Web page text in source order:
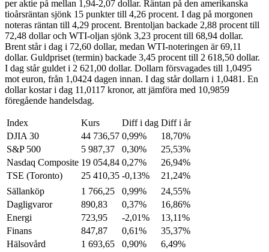
per aktie på mellan 1,94-2,07 dollar. Räntan på den amerikanska
tioårsräntan sjönk 15 punkter till 4,26 procent. I dag på morgonen
noteras räntan till 4,29 procent. Brentoljan backade 2,88 procent till
72,48 dollar och WTI-oljan sjönk 3,23 procent till 68,94 dollar.
Brent står i dag i 72,60 dollar, medan WTI-noteringen är 69,11
dollar. Guldpriset (termin) backade 3,45 procent till 2 618,50 dollar.
I dag står guldet i 2 621,00 dollar. Dollarn försvagades till 1,0495
mot euron, från 1,0424 dagen innan. I dag står dollarn i 1,0481. En
dollar kostar i dag 11,0117 kronor, att jämföra med 10,9859
föregående handelsdag.
Index Kurs Diff i dag Diff i år
DJIA 30
44 736,57 0,99%
18,70%
S&P 500
5 987,37 0,30%
25,53%
Nasdaq Composite 19 054,84 0,27%
26,94%
TSE (Toronto)
25 410,35 -0,13%
21,24%
Sällanköp
1 766,25 0,99%
24,55%
Dagligvaror
890,83 0,37%
16,86%
Energi
723,95 -2,01%
13,11%
Finans
847,87 0,61%
35,37%
Hälsovård
1 693,65 0,90%
6,49%